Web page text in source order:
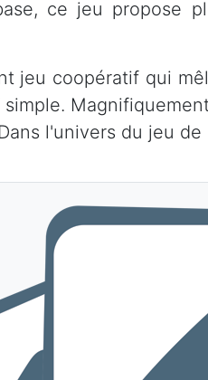
ce jeu propose
jeu coopératif qui
l'univers du jeu